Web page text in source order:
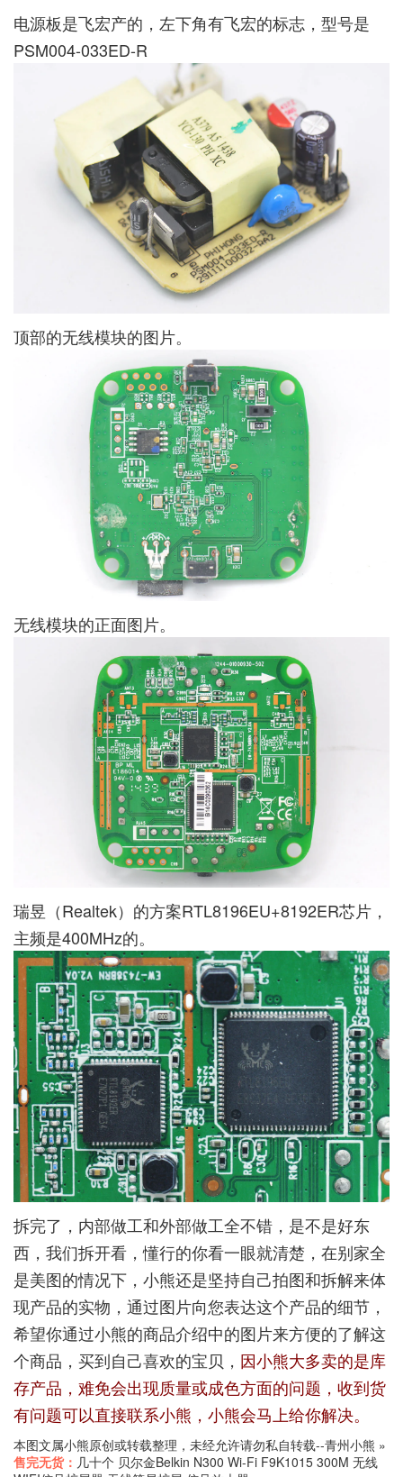
电源板是飞宏产的，左下角有飞宏的标志，型号是
PSM004-033ED-R
顶部的无线模块的图片。
无线模块的正面图片。
瑞昱（Realtek）的方案RTL8196EU+8192ER芯片，
主频是400MHz的。
拆完了，内部做工和外部做工全不错，是不是好东
西，我们拆开看，懂行的你看一眼就清楚，在别家全
是美图的情况下，小熊还是坚持自己拍图和拆解来体
现产品的实物，通过图片向您表达这个产品的细节，
希望你通过小熊的商品介绍中的图片来方便的了解这
个商品，买到自己喜欢的宝贝， 因小熊大多卖的是库
存产品，难免会出现质量或成色方面的问题，收到货
有问题可以直接联系小熊，小熊会马上给你解决。
本图文属小熊原创或转载整理，未经允许请勿私自转载--青州小熊 »
售完无货： 几十个 贝尔金Belkin N300 Wi-Fi F9K1015 300M 无线